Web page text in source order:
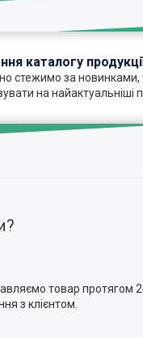
каталогу
стежимо за новинками,
на найактуальніші
товар протягом
з клієнтом.